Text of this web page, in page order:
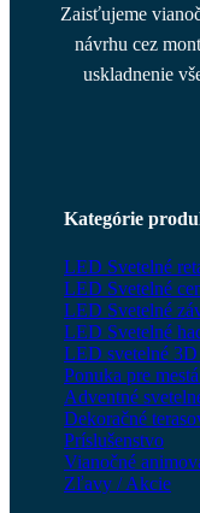
Zaisťujeme
návrhu cez
uskladnenie
Kategórie
LED Svetelné
LED Svetelné
LED Svetelné
LED Svetelné
LED svetelné
Ponuka pre
Adventné
Dekoračné
Príslušenstvo
Vianočné
Zľavy / Akcie